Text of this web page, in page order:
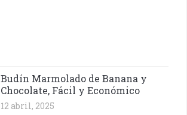
Budín Marmolado de Banana y
Chocolate, Fácil y Económico
12 abril, 2025